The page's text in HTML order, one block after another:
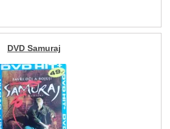
DVD Samuraj